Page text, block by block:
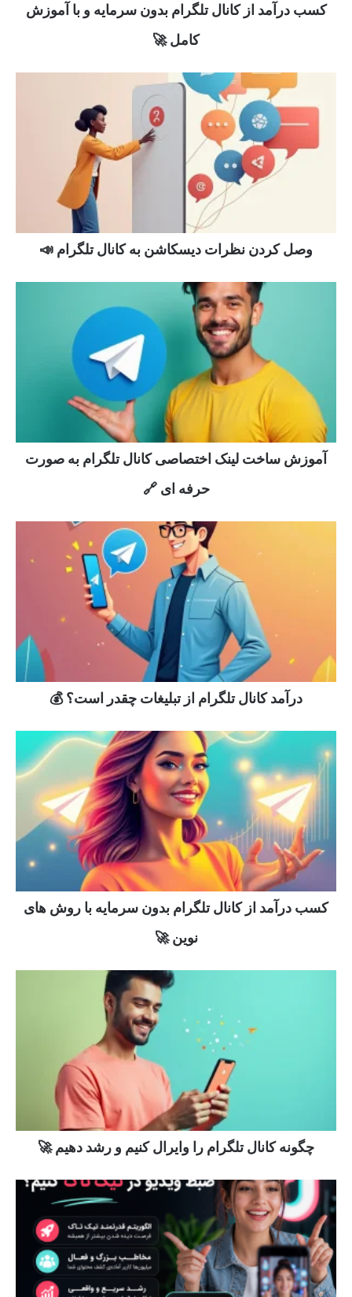
کسب درآمد از کانال تلگرام بدون سرمایه و با آموزش
کامل 🚀
وصل کردن نظرات دیسکاشن به کانال تلگرام 📣
آموزش ساخت لینک اختصاصی کانال تلگرام به صورت
حرفه ای 🔗
درآمد کانال تلگرام از تبلیغات چقدر است؟ 💰
کسب درآمد از کانال تلگرام بدون سرمایه با روش های
نوین 🚀
چگونه کانال تلگرام را وایرال کنیم و رشد دهیم 🚀